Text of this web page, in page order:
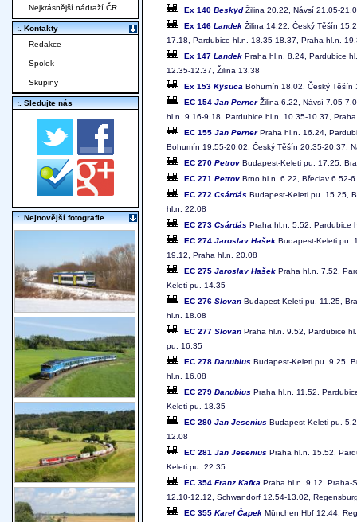
Ex 140 BeskydŽilina 20.22, Návsí 21.05-
Ex 146 Landek Žilina 14.22, Český Těšín
17.18, Pardubice hl.n. 18.35-18.37, Praha hl.n.
Ex 147 Landek Praha hl.n. 8.24, Pardubice
12.35-12.37, Žilina 13.38
Ex 153 Kysuca Bohumín 18.02, Český Těšín
EC 154 Jan PernerŽilina 6.22, Návsí 7.05-
hl.n. 9.16-9.18, Pardubice hl.n. 10.35-10.37,
EC 155 Jan PernerPraha hl.n. 16.24,
Bohumín 19.55-20.02, Český Těšín 20.35-20.37,
EC 270 Petrov Budapest-Keleti pu. 17.25,
EC 271 Petrov Brno hl.n. 6.22, Břeclav 6.52-
EC 272 Csárdás Budapest-Keleti pu. 15.25,
hl.n. 22.08
EC 273 Csárdás Praha hl.n. 5.52, Pardubice
EC 274 Jaroslav Hašek Budapest-Keleti pu.
19.12, Praha hl.n. 20.08
EC 275 Jaroslav Hašek Praha hl.n. 7.52,
Keleti pu. 14.35
EC 276 Slovan Budapest-Keleti pu. 11.25,
hl.n. 18.08
EC 277 Slovan Praha hl.n. 9.52, Pardubice
pu. 16.35
EC 278 Danubius Budapest-Keleti pu. 9.25,
hl.n. 16.08
EC 279 Danubius Praha hl.n. 11.52,
Keleti pu. 18.35
EC 280 Jan Jesenius Budapest-Keleti pu.
12.08
EC 281 Jan Jesenius Praha hl.n. 15.52,
Keleti pu. 22.35
EC 354 Franz Kafka Praha hl.n. 9.12, Praha-
12.10-12.12, Schwandorf 12.54-13.02,
EC 355 Karel Čapek München Hbf 12.44,
Nejkrásnější nádraží ČR
:. Kontakty
Redakce
Spolek
Skupiny
:. Sledujte nás
:. Nejnovější fotografie